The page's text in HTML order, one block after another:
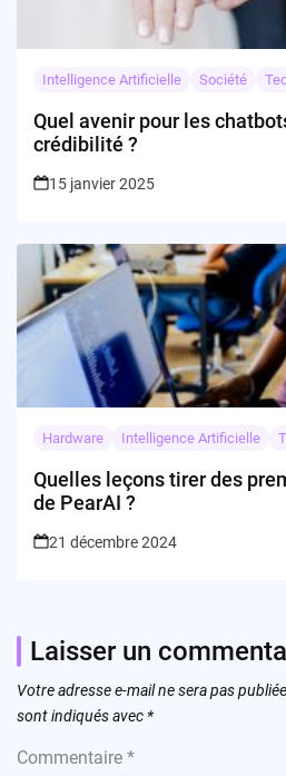
Intelligence Artificielle Société
Quel avenir pour les
crédibilité ?
15 janvier 2025
Hardware Intelligence Artificielle
Quelles leçons tirer des
de PearAI ?
21 décembre 2024
Laisser un
Votre adresse e-mail ne sera pas
sont indiqués avec *
Commentaire *